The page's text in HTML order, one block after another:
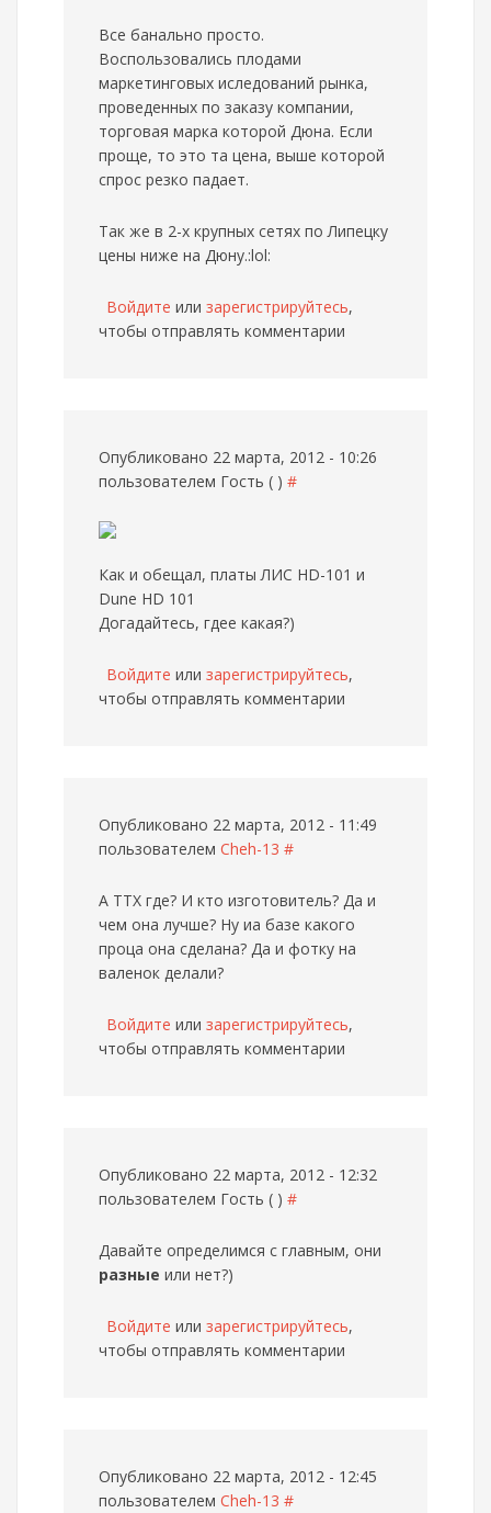
Все банально просто.
Воспользовались плодами
маркетинговых иследований рынка,
проведенных по заказу компании,
торговая марка которой Дюна. Если
проще, то это та цена, выше которой
спрос резко падает.
Так же в 2-х крупных сетях по Липецку
цены ниже на Дюну.:lol:
Войдите или зарегистрируйтесь,
чтобы отправлять комментарии
Опубликовано 22 марта, 2012 - 10:26
пользователем Гость ( ) #
Как и обещал, платы ЛИС HD-101 и
Dune HD 101
Догадайтесь, гдее какая?)
Войдите или зарегистрируйтесь,
чтобы отправлять комментарии
Опубликовано 22 марта, 2012 - 11:49
пользователем Cheh-13 #
А ТТХ где? И кто изготовитель? Да и
чем она лучше? Ну иа базе какого
проца она сделана? Да и фотку на
валенок делали?
Войдите или зарегистрируйтесь,
чтобы отправлять комментарии
Опубликовано 22 марта, 2012 - 12:32
пользователем Гость ( ) #
Давайте определимся с главным, они
разные или нет?)
Войдите или зарегистрируйтесь,
чтобы отправлять комментарии
Опубликовано 22 марта, 2012 - 12:45
пользователем Cheh-13 #